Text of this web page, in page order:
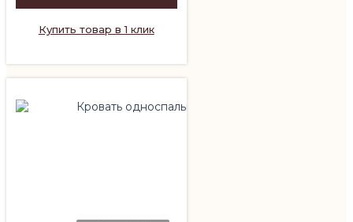
Купить товар в 1 клик